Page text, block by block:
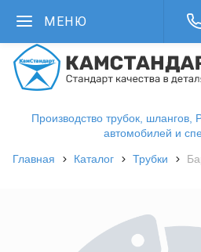
МЕНЮ
Производство трубок,
автомобилей и
Главная Каталог Трубки